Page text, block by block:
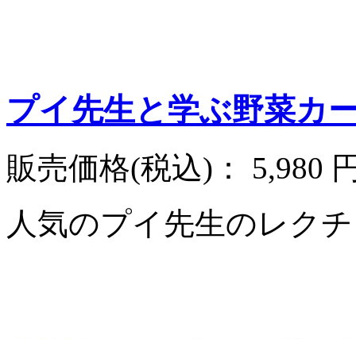
プイ先生と学ぶ野菜カ
販売価格(税込)： 5,980
人気のプイ先生のレク